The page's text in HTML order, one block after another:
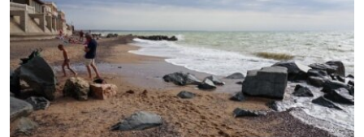
BLOGLAR
FİKİR
Русский
Українською